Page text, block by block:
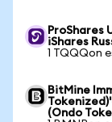
ProShares
iShares
1 TQQQon
BitMine
(Ondo